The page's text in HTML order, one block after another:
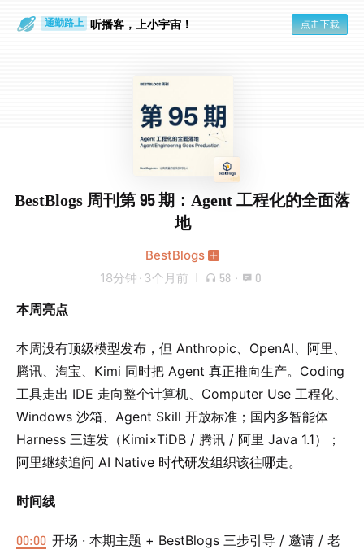
通勤路上 听播客，上小宇宙！ 点击下载
BestBlogs 周刊第 95 期：Agent 工程化的全面落
地
BestBlogs
18分钟 · 3个月前 58 · 0
本周亮点
本周没有顶级模型发布，但 Anthropic、OpenAI、阿里、
腾讯、淘宝、Kimi 同时把 Agent 真正推向生产。Coding
工具走出 IDE 走向整个计算机、Computer Use 工程化、
Windows 沙箱、Agent Skill 开放标准；国内多智能体
Harness 三连发（Kimi×TiDB / 腾讯 / 阿里 Java 1.1）；
阿里继续追问 AI Native 时代研发组织该往哪走。
时间线
00:00 开场 · 本期主题 + BestBlogs 三步引导 / 邀请 / 老